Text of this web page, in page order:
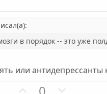
ы
г
о
ы
г
о
в порядок -- это уже
или антидепрессанты
П0